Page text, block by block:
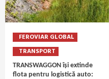
FEROVIAR GLOBAL
TRANSPORT
TRANSWAGGON își extinde
flota pentru logistică auto: